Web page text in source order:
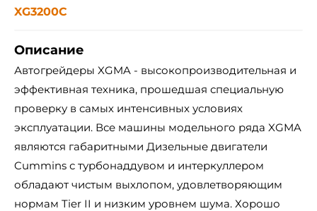
XG3200C
Описание
Автогрейдеры XGMA - высокопроизводительная и
эффективная техника, прошедшая специальную
проверку в самых интенсивных условиях
эксплуатации. Все машины модельного ряда XGMA
являются габаритными Дизельные двигатели
Cummins с турбонаддувом и интеркуллером
обладают чистым выхлопом, удовлетворяющим
нормам Tier II и низким уровнем шума. Хорошо